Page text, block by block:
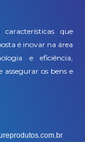
que
é inovar na área
e eficiência,
assegurar os bens e